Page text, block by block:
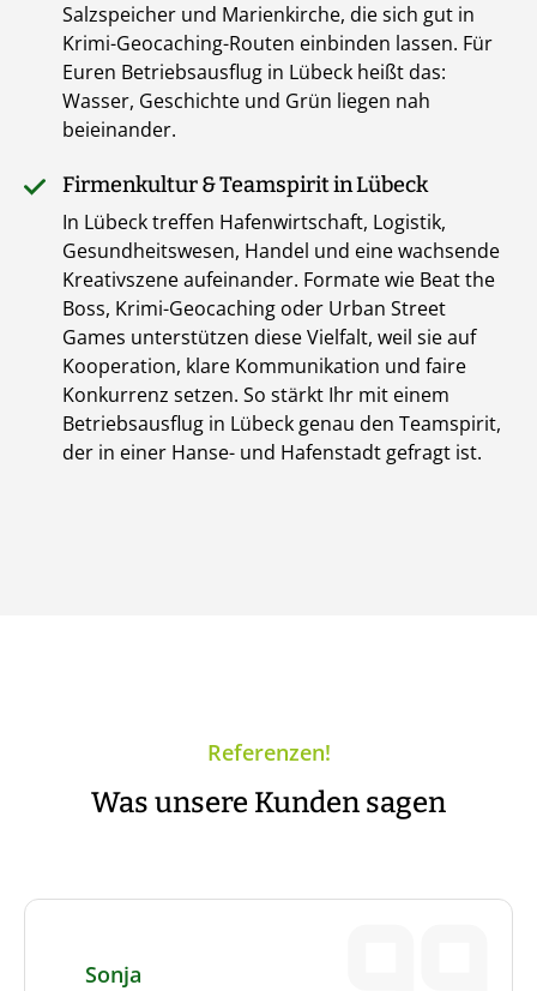
Salzspeicher und Marienkirche, die sich gut in
Krimi-Geocaching-Routen einbinden lassen. Für
Euren Betriebsausflug in Lübeck heißt das:
Wasser, Geschichte und Grün liegen nah
beieinander.
Firmenkultur & Teamspirit in Lübeck
In Lübeck treffen Hafenwirtschaft, Logistik,
Gesundheitswesen, Handel und eine wachsende
Kreativszene aufeinander. Formate wie Beat the
Boss, Krimi-Geocaching oder Urban Street
Games unterstützen diese Vielfalt, weil sie auf
Kooperation, klare Kommunikation und faire
Konkurrenz setzen. So stärkt Ihr mit einem
Betriebsausflug in Lübeck genau den Teamspirit,
der in einer Hanse- und Hafenstadt gefragt ist.
Referenzen!
Was unsere Kunden sagen
Sonja